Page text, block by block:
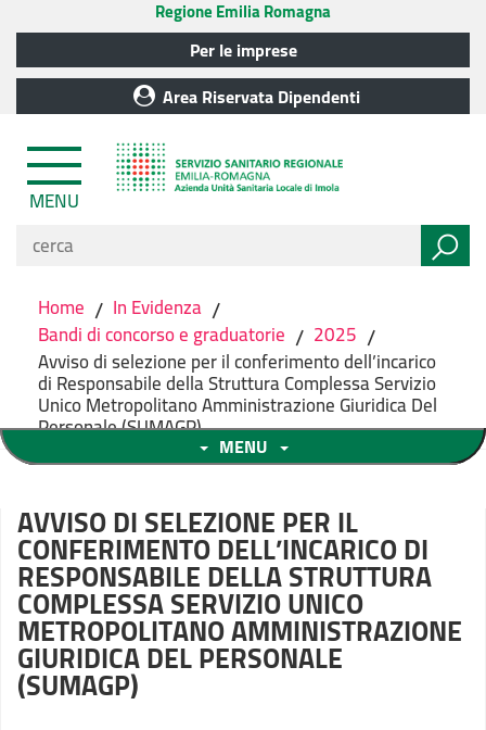
Regione Emilia Romagna
Per le imprese
Area Riservata Dipendenti
MENU
Home / In Evidenza /
Bandi di concorso e graduatorie / 2025 /
Avviso di selezione per il conferimento dell’incarico
di Responsabile della Struttura Complessa Servizio
Unico Metropolitano Amministrazione Giuridica Del
Personale (SUMAGP)
MENU
AVVISO DI SELEZIONE PER IL
CONFERIMENTO DELL’INCARICO DI
RESPONSABILE DELLA STRUTTURA
COMPLESSA SERVIZIO UNICO
METROPOLITANO AMMINISTRAZIONE
GIURIDICA DEL PERSONALE
(SUMAGP)